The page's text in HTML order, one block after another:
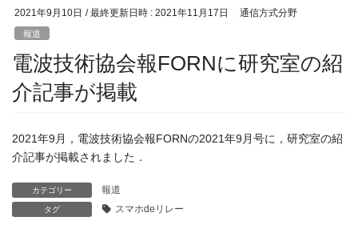
2021年9月10日 / 最終更新日時 : 2021年11月17日 通信方式分野
報道
電波技術協会報FORNに研究室の紹
介記事が掲載
2021年9月，電波技術協会報FORNの2021年9月号に，研究室の紹
介記事が掲載されました．
カテゴリー 報道
タグ スマホdeリレー